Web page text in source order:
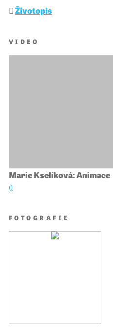
Životopis
VIDEO
Marie Kselíková: Animace
()
FOTOGRAFIE